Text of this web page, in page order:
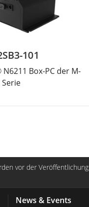
101
Box-PC der M-
Serie
vor der Veröffentlichung
News & Events